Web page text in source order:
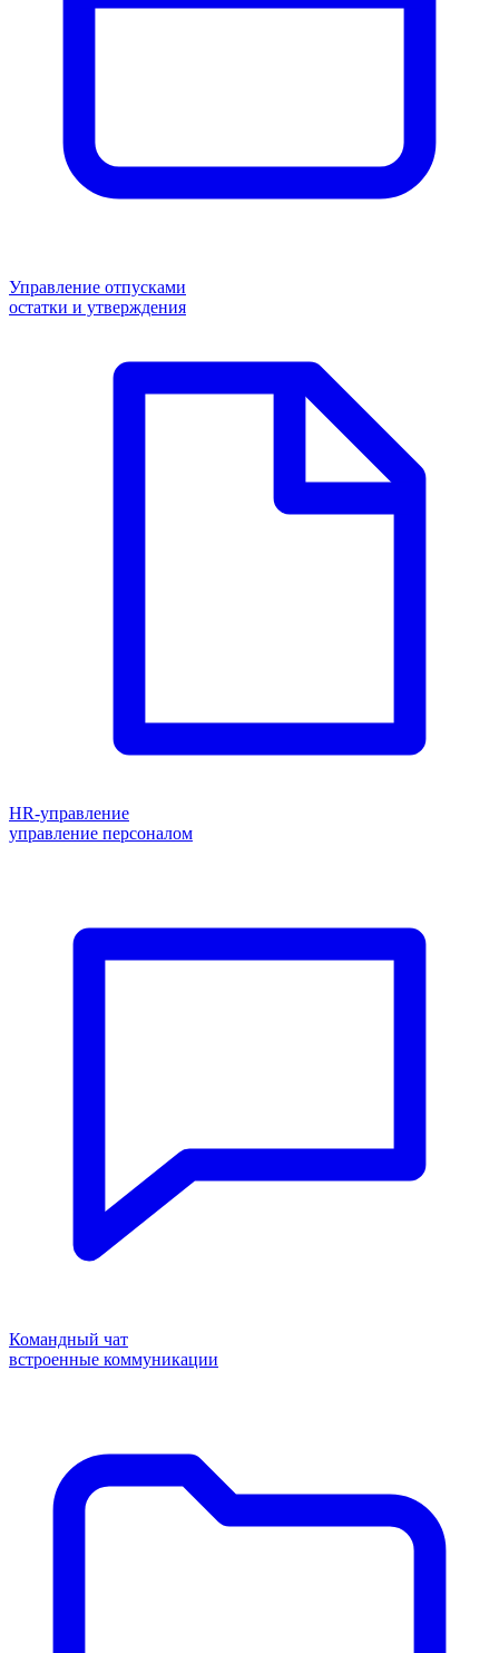
Управление отпусками
остатки и утверждения
HR-управление
управление персоналом
Командный чат
встроенные коммуникации